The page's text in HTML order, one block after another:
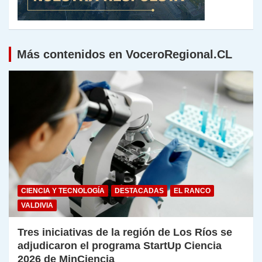
Más contenidos en VoceroRegional.CL
CIENCIA Y TECNOLOGÍA DESTACADAS
EL RANCO
VALDIVIA
Tres iniciativas de la región de Los Ríos se
adjudicaron el programa StartUp Ciencia
2026 de MinCiencia